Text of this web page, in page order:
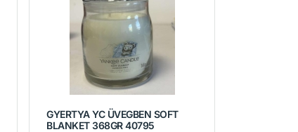
GYERTYA YC ÜVEGBEN SOFT
BLANKET 368GR 40795